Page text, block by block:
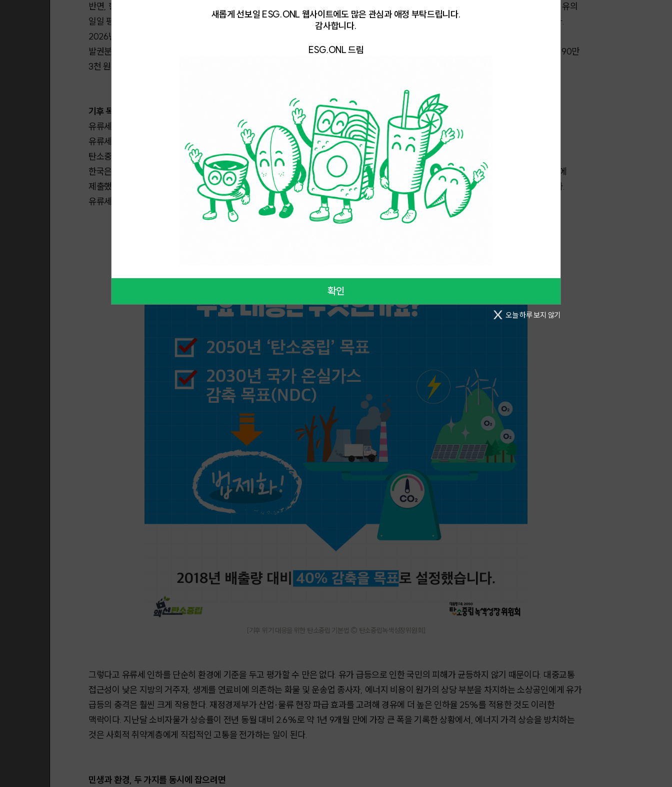
반면, 항공 유류할증료 하락은 정부의 결정이 아닌 국제유가 연동 자동 조정이다. 항공 유류할증료는 싱가포르 현물시장에서 거래되는 항공유의
일일 평균 가격(Mean of Platt's Singapore Kerosene, MOPS)을 기준으로 33단계로 산정되며, 한 달 단위로 다음 달 발권분에 반영된다.
2026년 2월에 중동 전쟁이 발발한 이후 5월 발권분에는 최고 단계인 33단계가 적용됐으나, 전쟁 협상 기대감과 국제유가 하락으로 6월
발권분부터는 27단계로 6단계 하향 조정된다. 대한항공을 기준으로 미국과 뉴욕 등 최장거리 노선의 왕복 유류할증료는 112만 8천 원에서 90만
3천 원으로 하락하여 22만 5천 원 저렴해졌다.
기후 목표와 취약계층 사이, 유류세의 딜레마
유류세는 단순한 세금이 아니다. 화석연료 소비에 비용을 부과해 사용량을 억제하고, 친환경 전환을 유도하는 '탄소 가격 신호' 기능을 한다.
유류세가 낮아지면 단기적으로 소비자의 부담이 줄어들지만 장기적으로는 화석 연료의 소비가 늘어 온실가스 배출이 증가할 수 있다.
탄소중립과는 반대 방향으로 가게되는 셈이다.
한국은 2050년 탄소중립을 법정 목표로 선언하고, 2030년까지 2018년 대비 온실가스 40% 감축이라는 국가 온실가스 감축목표를 유엔에
제출했다. 경제협력개발기구(OECD)는 이미 화석연료 보조금과 유류세 인하가 탄소중립 목표와 상충한다는 것을 지속적으로 지적해 왔다.
유류세 인하가 비상 대응이 아닌 반복적인 관행이 될수록, 한국의 탄소 감축 경로에 대한 국제 신뢰도는 낮아질 수밖에 없다.
[기후 위기 대응을 위한 탄소중립 기본법 © 탄소중립녹색성장위원회 ]
그렇다고 유류세 인하를 단순히 환경에 기준을 두고 평가할 수 만은 없다. 유가 급등으로 인한 국민의 피해가 균등하지 않기 때문이다. 대중교통
접근성이 낮은 지방의 거주자, 생계를 연료비에 의존하는 화물 및 운송업 종사자, 에너지 비용이 원가의 상당 부분을 차지하는 소상공인에게 유가
급등의 충격은 훨씬 크게 작용한다. 재정경제부가 산업·물류 현장 파급 효과를 고려해 경유에 더 높은 인하율 25%를 적용한 것도 이러한
맥락이다. 지난달 소비자물가 상승률이 전년 동월 대비 2.6%로 약 1년 9개월 만에 가장 큰 폭을 기록한 상황에서, 에너지 가격 상승을 방치하는
것은 사회적 취약계층에게 직접적인 고통을 전가하는 일이 된다.
민생과 환경, 두 가지를 동시에 잡으려면
새롭게 선보일 ESG.ONL 웹사이트에도 많은 관심과 애정 부탁드립니다.
감사합니다.
ESG.ONL 드림
확인
오늘 하루 보지 않기